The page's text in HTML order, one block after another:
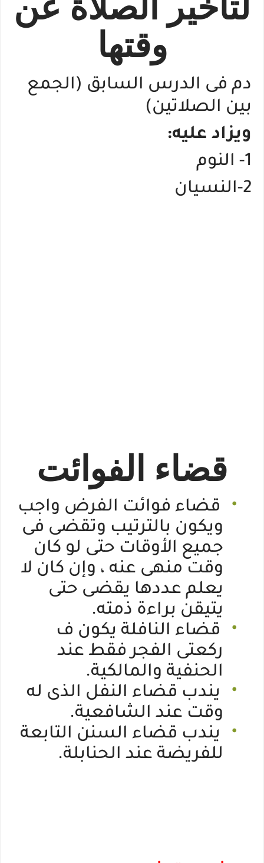
لتأخير الصلاة عن
وقتها
دم فى الدرس السابق (الجمع
بين الصلاتين)
ويزاد عليه:
1- النوم
2-النسيان
قضاء الفوائت
•
قضاء فوائت الفرض واجب
ويكون بالترتيب وتقضى فى
جميع الأوقات حتى لو كان
وقت منهى عنه ، وإن كان لا
يعلم عددها يقضى حتى
يتيقن براءة ذمته.
•
قضاء النافلة يكون ف
ركعتى الفجر فقط عند
الحنفية والمالكية.
•
يندب قضاء النفل الذى له
وقت عند الشافعية.
•
يندب قضاء السنن التابعة
للفريضة عند الحنابلة.